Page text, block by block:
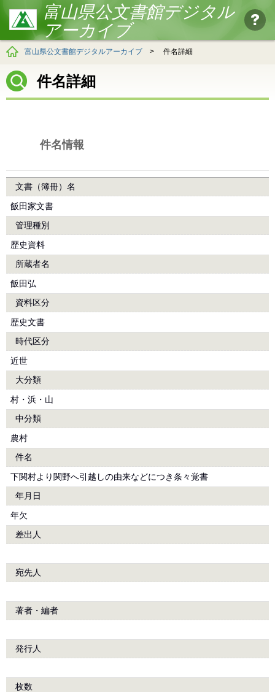
富山県公文書館デジタル
アーカイブ
富山県公文書館デジタルアーカイブ > 件名詳細
件名詳細
件名情報
文書（簿冊）名
飯田家文書
管理種別
歴史資料
所蔵者名
飯田弘
資料区分
歴史文書
時代区分
近世
大分類
村・浜・山
中分類
農村
件名
下関村より関野へ引越しの由来などにつき条々覚書
年月日
年欠
差出人
宛先人
著者・編者
発行人
枚数